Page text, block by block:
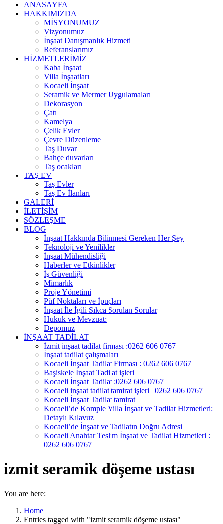
ANASAYFA
HAKKIMIZDA
MİSYONUMUZ
Vizyonumuz
İnşaat Danışmanlık Hizmeti
Referanslarımız
HİZMETLERİMİZ
Kaba İnşaat
Villa İnşaatları
Kocaeli İnşaat
Seramik ve Mermer Uygulamaları
Dekorasyon
Çatı
Kamelya
Çelik Evler
Çevre Düzenleme
Taş Duvar
Bahçe duvarları
Taş ocakları
TAŞ EV
Taş Evler
Taş Ev İlanları
GALERİ
İLETİŞİM
SÖZLEŞME
BLOG
İnşaat Hakkında Bilinmesi Gereken Her Şey
Teknoloji ve Yenilikler
İnşaat Mühendisliği
Haberler ve Etkinlikler
İş Güvenliği
Mimarlık
Proje Yönetimi
Püf Noktaları ve İpuçları
İnşaat İle İgili Sıkca Sorulan Sorular
Hukuk ve Mevzuat:
Depomuz
İNŞAAT TADİLAT
İzmit inşaat tadilat firması :0262 606 0767
İnşaat tadilat çalışmaları
Kocaeli İnşaat Tadilat Firması : 0262 606 0767
Başiskele İnşaat Tadilat işleri
Kocaeli İnşaat Tadilat :0262 606 0767
Kocaeli inşaat tadilat tamirat işleri | 0262 606 0767
Kocaeli İnşaat Tadilat tamirat
Kocaeli’de Komple Villa İnşaat ve Tadilat Hizmetleri:
Detaylı Kılavuz
Kocaeli’de İnşaat ve Tadilatın Doğru Adresi
Kocaeli Anahtar Teslim İnşaat ve Tadilat Hizmetleri :
0262 606 0767
izmit seramik döşeme ustası
You are here:
Home
Entries tagged with "izmit seramik döşeme ustası"